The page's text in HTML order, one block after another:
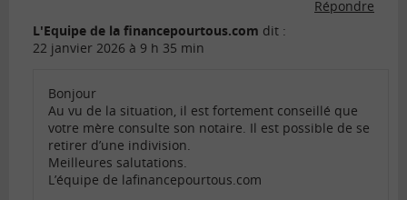
Répondre
L'Equipe de la financepourtous.com dit :
22 janvier 2026 à 9 h 35 min
Bonjour
Au vu de la situation, il est fortement conseillé que
votre mère consulte son notaire. Il est possible de se
retirer d’une indivision.
Meilleures salutations.
L’équipe de lafinancepourtous.com